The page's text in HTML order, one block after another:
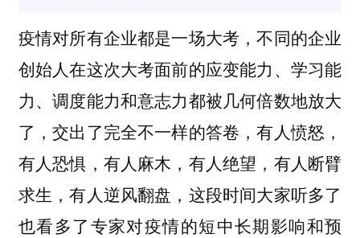
疫情对所有企业都是一场大考，不同的企业
创始人在这次大考面前的应变能力、学习能
力、调度能力和意志力都被几何倍数地放大
了，交出了完全不一样的答卷，有人愤怒，
有人恐惧，有人麻木，有人绝望，有人断臂
求生，有人逆风翻盘，这段时间大家听多了
也看多了专家对疫情的短中长期影响和预